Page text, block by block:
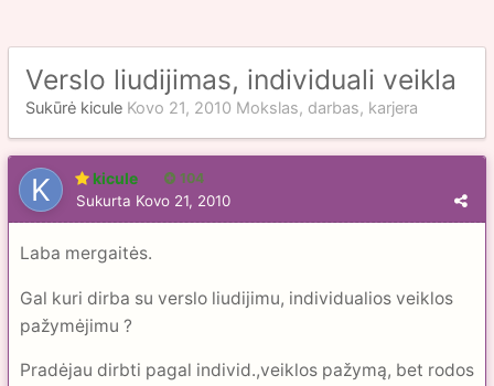
Verslo liudijimas, individuali veikla
Sukūrė kicule Kovo 21, 2010 Mokslas, darbas, karjera
kicule 104
Sukurta Kovo 21, 2010
Laba mergaitės.
Gal kuri dirba su verslo liudijimu, individualios veiklos
pažymėjimu ?
Pradėjau dirbti pagal individ.,veiklos pažymą, bet rodos